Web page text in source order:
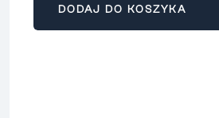
DODAJ DO KOSZYKA